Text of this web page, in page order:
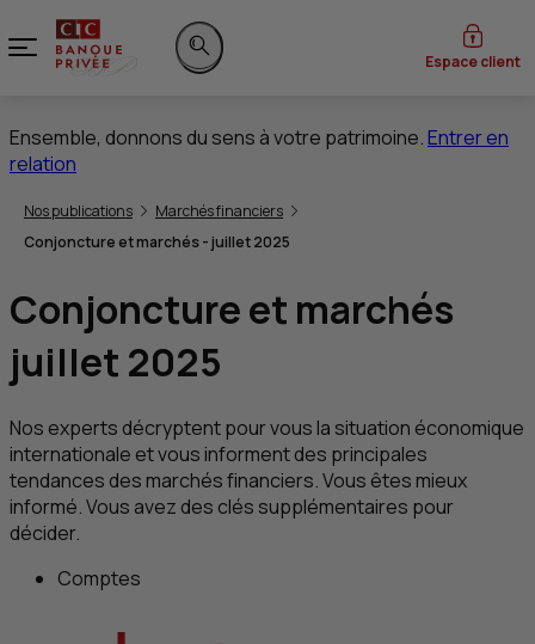
Menu
Rechercher sur le site
Espace client
Ensemble, donnons du sens à votre patrimoine.Entrer en
relation
Vous êtes ici:
Nos publications
Marchés financiers
Conjoncture et marchés - juillet 2025
Conjoncture et marchés
juillet 2025
Nos experts décryptent pour vous la situation économique
internationale et vous informent des principales
tendances des marchés financiers. Vous êtes mieux
informé. Vous avez des clés supplémentaires pour
décider.
Comptes